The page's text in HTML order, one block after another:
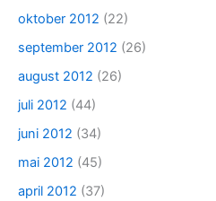
oktober 2012 (22)
september 2012 (26)
august 2012 (26)
juli 2012 (44)
juni 2012 (34)
mai 2012 (45)
april 2012 (37)